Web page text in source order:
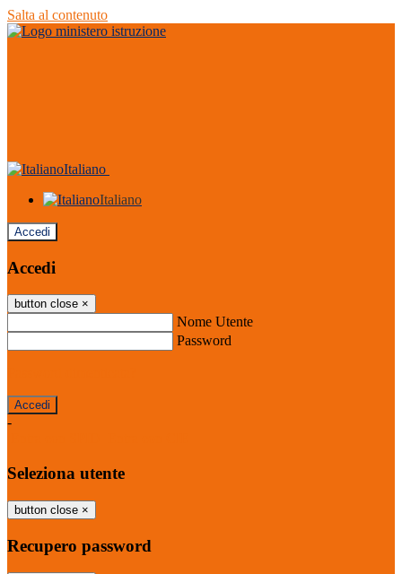
Salta al contenuto
Italiano
Italiano
Accedi
Accedi
button close ×
Nome Utente
Password
-
Seleziona utente
button close ×
Recupero password